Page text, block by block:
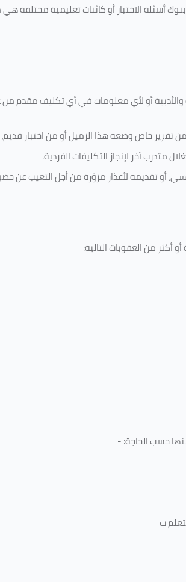
أسئلة الاختبار أو كائنات تعليمية
والأدبية أو لأي معلومات في أي تكليف
تقرير خاص وضعه هذا الزميل أو من اختبار
متدرب آخر لإنجاز التكليفات الفردية.
أو تقديمه لأعذار مزوّرة من أجل التغيب عن
أكثر من العقوبات التالية:
حسب الحاجة: -
ب